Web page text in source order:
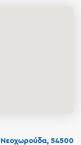
Νεοχωρούδα, 54500